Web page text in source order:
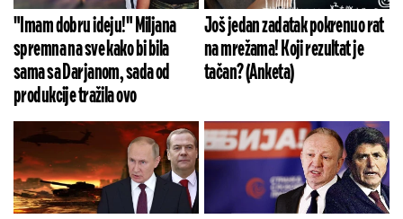
"Imam dobru ideju!" Miljana
spremna na sve kako bi bila
sama sa Darjanom, sada od
produkcije tražila ovo
Još jedan zadatak pokrenuo rat
na mrežama! Koji rezultat je
tačan? (Anketa)